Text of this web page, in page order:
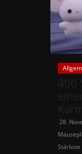
28.
Stärkste